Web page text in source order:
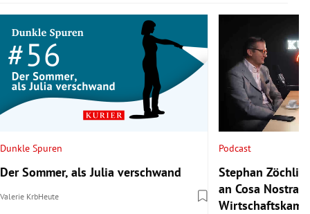
Dunkle Spuren
Der Sommer, als Julia verschwand
Valerie KrbHeute
Podcast
Stephan
an Cosa Nostra